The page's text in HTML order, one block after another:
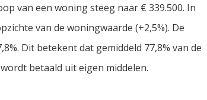
van een woning steeg naar € 339.500. In
van de woningwaarde (+2,5%). De
Dit betekent dat gemiddeld 77,8% van de
betaald uit eigen middelen.